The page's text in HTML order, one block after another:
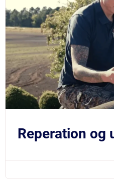
Reperation og